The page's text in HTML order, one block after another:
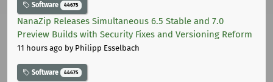
Software 44675
NanaZip Releases Simultaneous 6.5 Stable and 7.0
Preview Builds with Security Fixes and Versioning Reform
11 hours ago by Philipp Esselbach
Software 44675